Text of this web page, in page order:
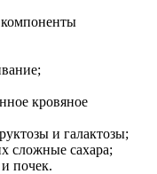
компоненты
кровяное
и галактозы;
сложные сахара;
почек.